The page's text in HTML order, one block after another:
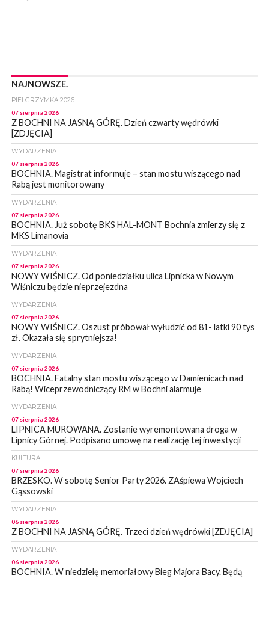
NAJNOWSZE.
PIELGRZYMKA 2026
07 sierpnia 2026
Z BOCHNI NA JASNĄ GÓRĘ. Dzień czwarty wędrówki
[ZDJĘCIA]
WYDARZENIA
07 sierpnia 2026
BOCHNIA. Magistrat informuje – stan mostu wiszącego nad
Rabą jest monitorowany
WYDARZENIA
07 sierpnia 2026
BOCHNIA. Już sobotę BKS HAL-MONT Bochnia zmierzy się z
MKS Limanovia
WYDARZENIA
07 sierpnia 2026
NOWY WIŚNICZ. Od poniedziałku ulica Lipnicka w Nowym
Wiśniczu będzie nieprzejezdna
WYDARZENIA
07 sierpnia 2026
NOWY WIŚNICZ. Oszust próbował wyłudzić od 81- latki 90 tys
zł. Okazała się sprytniejsza!
WYDARZENIA
07 sierpnia 2026
BOCHNIA. Fatalny stan mostu wiszącego w Damienicach nad
Rabą! Wiceprzewodniczący RM w Bochni alarmuje
WYDARZENIA
07 sierpnia 2026
LIPNICA MUROWANA. Zostanie wyremontowana droga w
Lipnicy Górnej. Podpisano umowę na realizację tej inwestycji
KULTURA
07 sierpnia 2026
BRZESKO. W sobotę Senior Party 2026. ZAśpiewa Wojciech
Gąssowski
WYDARZENIA
06 sierpnia 2026
Z BOCHNI NA JASNĄ GÓRĘ. Trzeci dzień wędrówki [ZDJĘCIA]
WYDARZENIA
06 sierpnia 2026
BOCHNIA. W niedzielę memoriałowy Bieg Majora Bacy. Będą